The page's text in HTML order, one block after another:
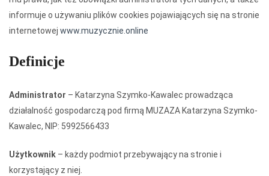
informuje o używaniu plików cookies pojawiających się na stronie
internetowej www.muzycznie.online
Definicje
Administrator – Katarzyna Szymko-Kawalec prowadząca
działalność gospodarczą pod firmą MUZAZA Katarzyna Szymko-
Kawalec, NIP: 5992566433
Użytkownik – każdy podmiot przebywający na stronie i
korzystający z niej.